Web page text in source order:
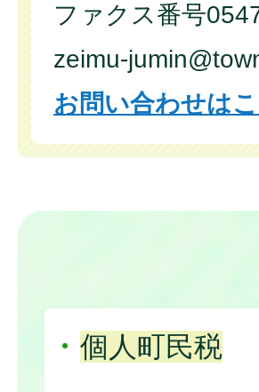
ファクス番号
zeimu-
お問い合わせは
個人町民税